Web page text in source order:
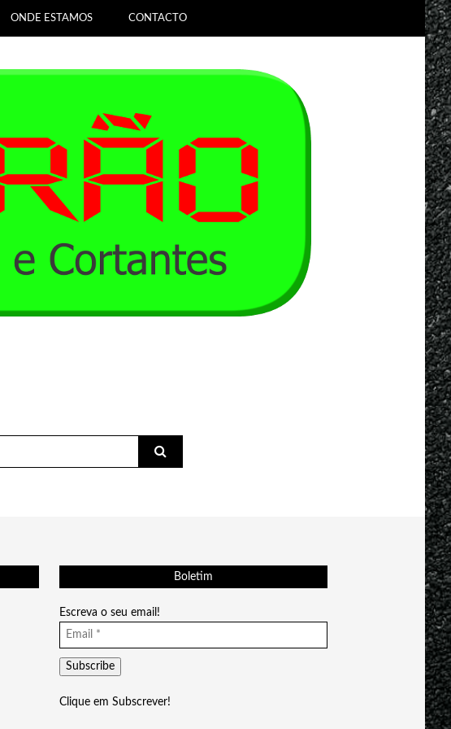
ONDE ESTAMOS CONTACTO
Boletim
Escreva o seu email!
Clique em Subscrever!